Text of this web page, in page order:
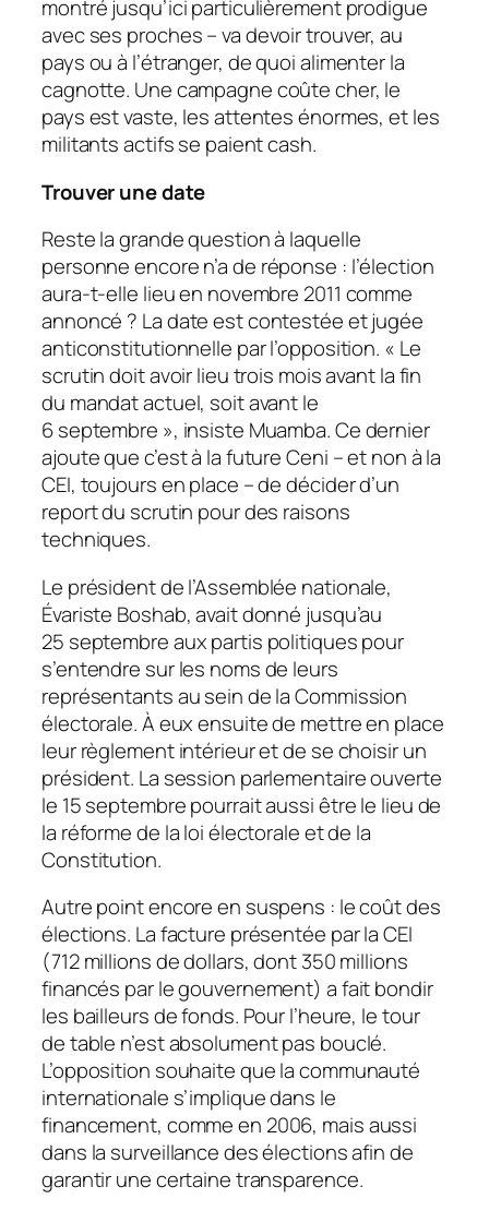
montré jusqu’ici particulièrement prodigue
avec ses proches – va devoir trouver, au
pays ou à l’étranger, de quoi alimenter la
cagnotte. Une campagne coûte cher, le
pays est vaste, les attentes énormes, et les
militants actifs se paient cash.
Trouver une date
Reste la grande question à laquelle
personne encore n’a de réponse : l’élection
aura-t-elle lieu en novembre 2011 comme
annoncé ? La date est contestée et jugée
anticonstitutionnelle par l’opposition. « Le
scrutin doit avoir lieu trois mois avant la fin
du mandat actuel, soit avant le
6 septembre », insiste Muamba. Ce dernier
ajoute que c’est à la future Ceni – et non à la
CEI, toujours en place – de décider d’un
report du scrutin pour des raisons
techniques.
Le président de l’Assemblée nationale,
Évariste Boshab, avait donné jusqu’au
25 septembre aux partis politiques pour
s’entendre sur les noms de leurs
représentants au sein de la Commission
électorale. À eux ensuite de mettre en place
leur règlement intérieur et de se choisir un
président. La session parlementaire ouverte
le 15 septembre pourrait aussi être le lieu de
la réforme de la loi électorale et de la
Constitution.
Autre point encore en suspens : le coût des
élections. La facture présentée par la CEI
(712 millions de dollars, dont 350 millions
financés par le gouvernement) a fait bondir
les bailleurs de fonds. Pour l’heure, le tour
de table n’est absolument pas bouclé.
L’opposition souhaite que la communauté
internationale s’implique dans le
financement, comme en 2006, mais aussi
dans la surveillance des élections afin de
garantir une certaine transparence.